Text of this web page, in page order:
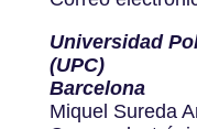
Universidad
(UPC)
Barcelona
Miquel Sureda